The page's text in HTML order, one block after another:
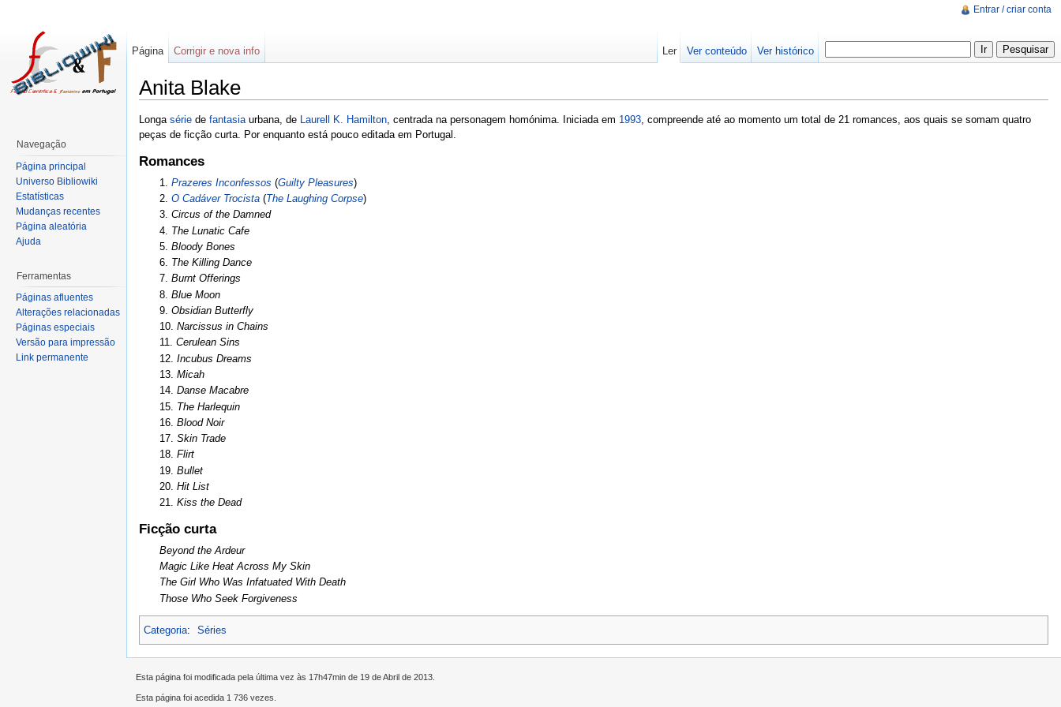
Anita Blake
Longa série de fantasiaurbana, de Laurell K. Hamilton, centrada na personagem homónima. Iniciada em 1993, compreende até ao momento um total de 21 romances, aos quais se somam quatro
peças de ficção curta. Por enquanto está pouco editada em Portugal.
Romances
1. Prazeres Inconfessos (Guilty Pleasures)
2. O Cadáver Trocista(The Laughing Corpse)
3. Circus of the Damned
4. The Lunatic Cafe
5. Bloody Bones
6. The Killing Dance
7. Burnt Offerings
8. Blue Moon
9. Obsidian Butterfly
10. Narcissus in Chains
11. Cerulean Sins
12. Incubus Dreams
13. Micah
14. Danse Macabre
15. The Harlequin
16. Blood Noir
17. Skin Trade
18. Flirt
19. Bullet
20. Hit List
21. Kiss the Dead
Ficção curta
Beyond the Ardeur
Magic Like Heat Across My Skin
The Girl Who Was Infatuated With Death
Those Who Seek Forgiveness
Categoria: Séries
Entrar / criar conta
Página Corrigir e nova info Ler Ver conteúdo Ver histórico
Navegação
Página principal
Universo Bibliowiki
Estatísticas
Mudanças recentes
Página aleatória
Ajuda
Ferramentas
Páginas afluentes
Alterações relacionadas
Páginas especiais
Versão para impressão
Link permanente
Esta página foi modificada pela última vez às 17h47min de 19 de Abril de 2013.
Esta página foi acedida 1 736 vezes.